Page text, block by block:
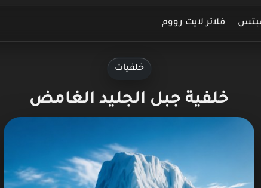
فلاتر لايت رووم
خلفيات
خلفية جبل الجليد الغامض